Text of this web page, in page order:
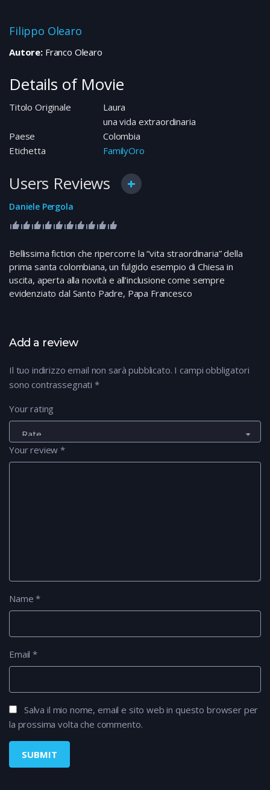
Filippo Olearo
Autore:Franco Olearo
Details of Movie
Titolo Originale
Laura
una vida extraordinaria
Paese
Colombia
Etichetta
FamilyOro
Add a review
Il tuo indirizzo email non sarà pubblicato. I campi obbligatori
sono contrassegnati *
Your rating
Your review*
Name*
Email*
Salva il mio nome, email e sito web in questo browser per
la prossima volta che commento.
Users Reviews
Daniele Pergola
Bellissima fiction che ripercorre la “vita straordinaria” della
prima santa colombiana, un fulgido esempio di Chiesa in
uscita, aperta alla novità e all’inclusione come sempre
evidenziato dal Santo Padre, Papa Francesco